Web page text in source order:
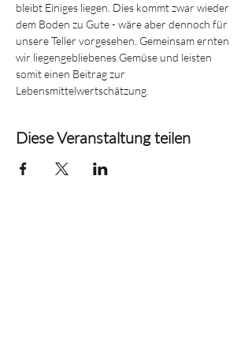
bleibt Einiges liegen. Dies kommt zwar wieder
dem Boden zu Gute - wäre aber dennoch für
unsere Teller vorgesehen. Gemeinsam ernten
wir liegengebliebenes Gemüse und leisten
somit einen Beitrag zur
Lebensmittelwertschätzung.
Diese Veranstaltung teilen